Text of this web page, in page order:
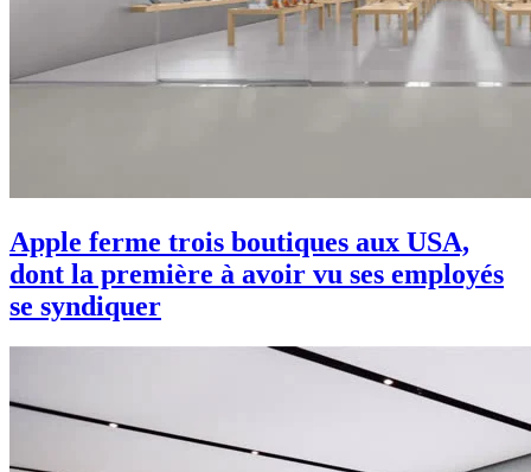
Apple ferme trois boutiques aux USA,
dont la première à avoir vu ses employés
se syndiquer